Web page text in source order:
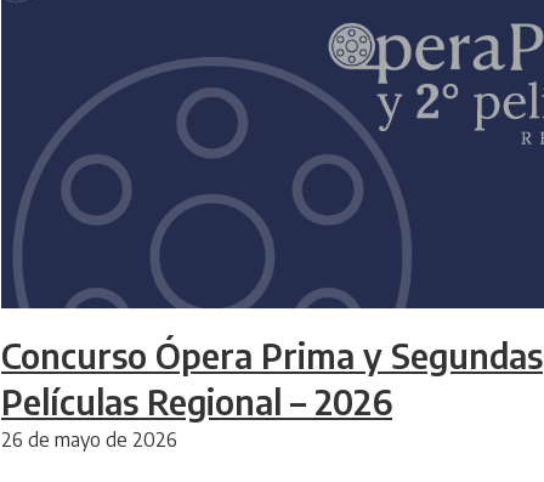
Concurso Ópera Prima y Segundas
Películas Regional – 2026
26 de mayo de 2026